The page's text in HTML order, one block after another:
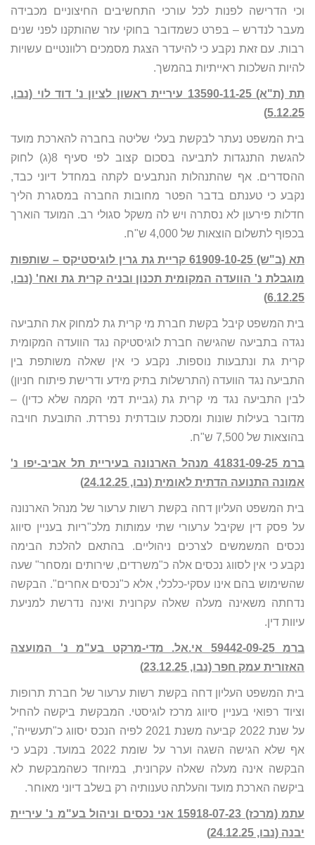
וכי הדרישה לפנות לכל עורכי התחשיבים החיצוניים מכבידה
מעבר לנדרש – בפרט כשמדובר בחוקי עזר שהותקנו לפני שנים
רבות. עם זאת נקבע כי להיעדר הצגת מסמכים רלוונטיים עשויות
להיות השלכות ראייתיות בהמשך.
תת (ת"א) 13590-11-25 עיריית ראשון לציון נ' דוד לוי (נבו,
5.12.25)
בית המשפט נעתר לבקשת בעלי שליטה בחברה להארכת מועד
להגשת התנגדות לתביעה בסכום קצוב לפי סעיף 8(ג) לחוק
ההסדרים. אף שהתנהלות הנתבעים לקתה במחדל דיוני כבד,
נקבע כי טענתם בדבר הפטר מחובות החברה במסגרת הליך
חדלות פירעון לא נסתרה ויש לה משקל סגולי רב. המועד הוארך
בכפוף לתשלום הוצאות של 4,000 ש"ח.
תא (ב"ש) 61909-10-25 קריית גת גרין לוגיסטיקס – שותפות
מוגבלת נ' הוועדה המקומית תכנון ובניה קרית גת ואח' (נבו,
6.12.25)
בית המשפט קיבל בקשת חברת מי קרית גת למחוק את התביעה
נגדה בתביעה שהגישה חברת לוגיסטיקה נגד הוועדה המקומית
קרית גת ונתבעות נוספות. נקבע כי אין שאלה משותפת בין
התביעה נגד הוועדה (התרשלות בתיק מידע ודרישת פיתוח חניון)
לבין התביעה נגד מי קרית גת (גביית דמי הקמה שלא כדין) –
מדובר בעילות שונות ומסכת עובדתית נפרדת. התובעת חויבה
בהוצאות של 7,500 ש"ח.
ברמ 41831-09-25 מנהל הארנונה בעיריית תל אביב-יפו נ'
אמונה התנועה הדתית לאומית (נבו, 24.12.25)
בית המשפט העליון דחה בקשת רשות ערעור של מנהל הארנונה
על פסק דין שקיבל ערעורי שתי עמותות מלכ"ריות בעניין סיווג
נכסים המשמשים לצרכים ניהוליים. בהתאם להלכת הבימה
נקבע כי אין לסווג נכסים אלה כ"משרדים, שירותים ומסחר" שעה
שהשימוש בהם אינו עסקי-כלכלי, אלא כ"נכסים אחרים". הבקשה
נדחתה משאינה מעלה שאלה עקרונית ואינה נדרשת למניעת
עיוות דין.
ברמ 59442-09-25 אי.אל. מדי-מרקט בע"מ נ' המועצה
האזורית עמק חפר (נבו, 23.12.25)
בית המשפט העליון דחה בקשת רשות ערעור של חברת תרופות
וציוד רפואי בעניין סיווג מרכז לוגיסטי. המבקשת ביקשה להחיל
על שנת 2022 קביעה משנת 2021 לפיה הנכס יסווג כ"תעשייה",
אף שלא הגישה השגה וערר על שומת 2022 במועד. נקבע כי
הבקשה אינה מעלה שאלה עקרונית, במיוחד כשהמבקשת לא
ביקשה הארכת מועד והעלתה טענותיה רק בשלב דיוני מאוחר.
עתמ (מרכז) 15918-07-23 אני נכסים וניהול בע"מ נ' עיריית
יבנה (נבו, 24.12.25)